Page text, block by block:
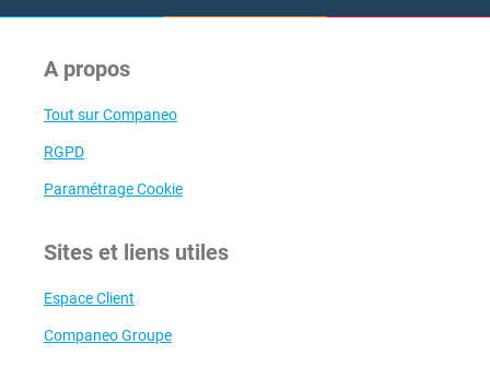
A propos
Tout sur Companeo
RGPD
Paramétrage Cookie
Sites et liens utiles
Espace Client
Companeo Groupe